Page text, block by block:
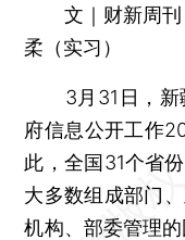
文｜财新周
柔（实习）
3月31日，新
府信息公开工作
此，全国31个省
大多数组成部门
机构、部委管理